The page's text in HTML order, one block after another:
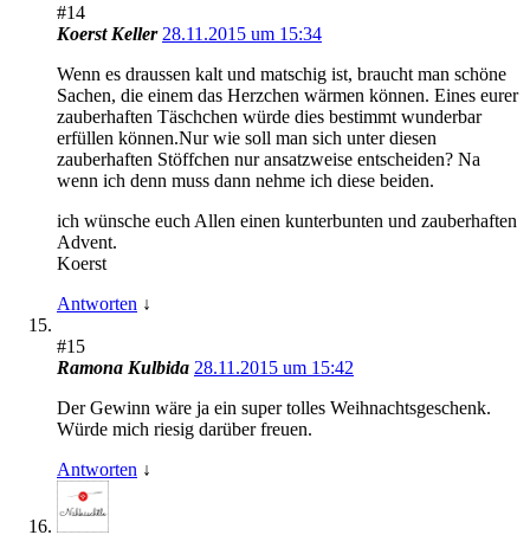
#14
Koerst Keller 28.11.2015 um 15:34
Wenn es draussen kalt und matschig ist, braucht man schöne
Sachen, die einem das Herzchen wärmen können. Eines eurer
zauberhaften Täschchen würde dies bestimmt wunderbar
erfüllen können.Nur wie soll man sich unter diesen
zauberhaften Stöffchen nur ansatzweise entscheiden? Na
wenn ich denn muss dann nehme ich diese beiden.
ich wünsche euch Allen einen kunterbunten und zauberhaften
Advent.
Koerst
Antworten ↓
#15
Ramona Kulbida 28.11.2015 um 15:42
Der Gewinn wäre ja ein super tolles Weihnachtsgeschenk.
Würde mich riesig darüber freuen.
Antworten ↓